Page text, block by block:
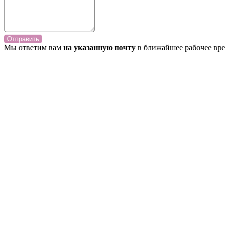
Отправить
Мы ответим вам на указанную почту в ближайшее рабочее